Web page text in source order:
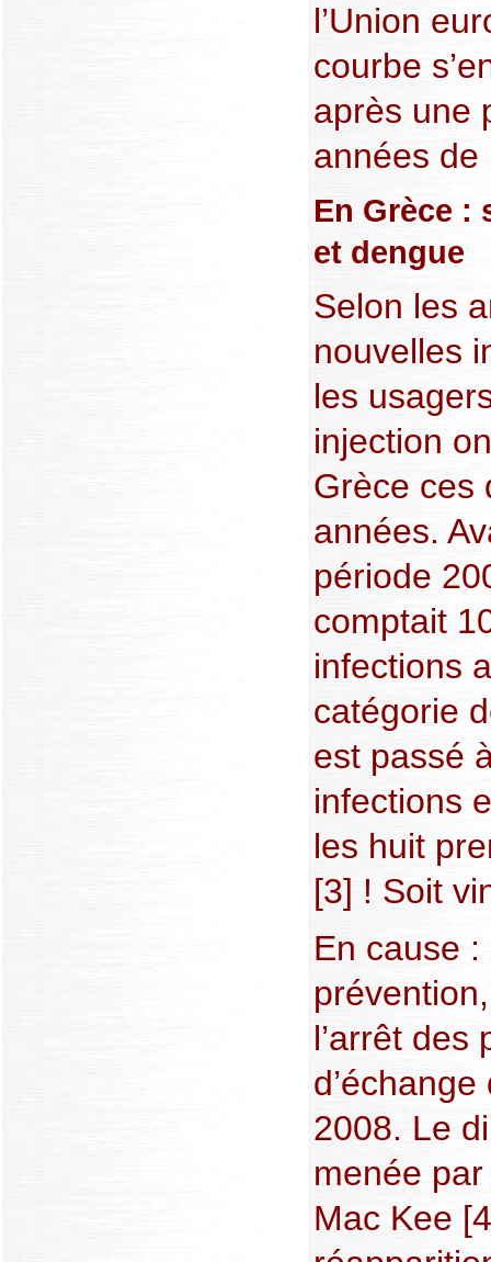
l’Union
courbe
après une
années de
En Grèce
et dengue
Selon les
nouvelles
les
injection
Grèce ces
années.
période
comptait
infections
catégorie
est passé
infections
les huit
[3] ! Soit
En cause
l’arrêt des
2008. Le
menée
Mac Kee